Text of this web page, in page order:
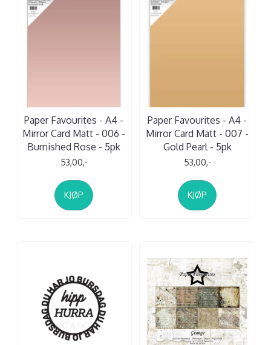
Paper Favourites - A4 -
Mirror Card Matt - 006 -
Burnished Rose - 5pk
53,00,-
KJØP
Paper Favourites - A4 -
Mirror Card Matt - 007 -
Gold Pearl - 5pk
53,00,-
KJØP